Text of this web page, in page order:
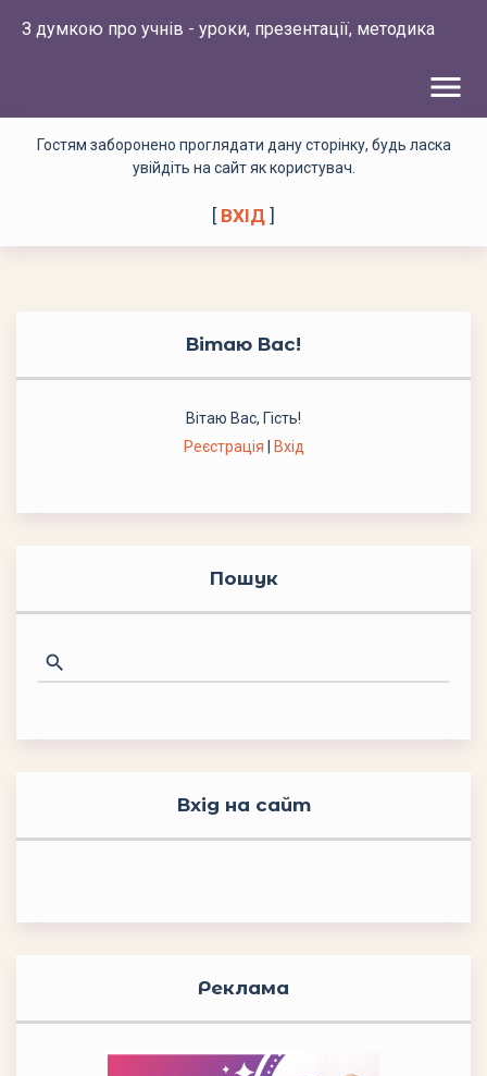
З думкою про учнів - уроки, презентації, методика
menu
Гостям заборонено проглядати дану сторінку, будь ласка
увійдіть на сайт як користувач.
[ ВХІД ]
Вітаю Вас!
Вітаю Вас, Гість!
Реєстрація
Вхід
Пошук
Вхід на сайт
Реклама